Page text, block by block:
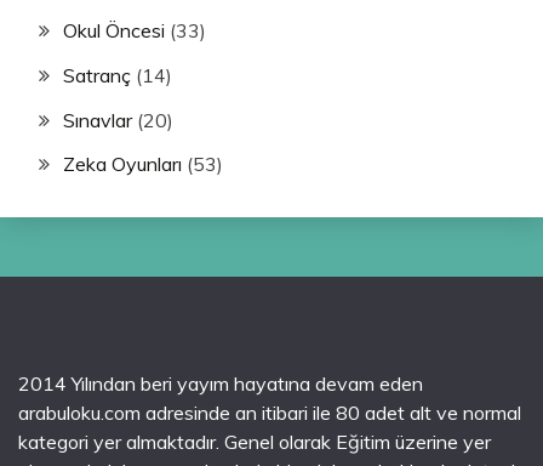
Okul Öncesi (33)
Satranç (14)
Sınavlar(20)
Zeka Oyunları (53)
2014 Yılından beri yayım hayatına devam eden
arabuloku.com adresinde an itibari ile 80 adet alt ve normal
kategori yer almaktadır. Genel olarak Eğitim üzerine yer